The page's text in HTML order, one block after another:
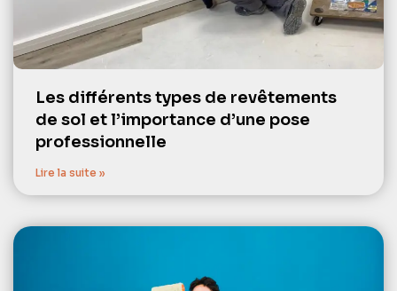
Les différents types de revêtements
de sol et l’importance d’une pose
professionnelle
Lire la suite »